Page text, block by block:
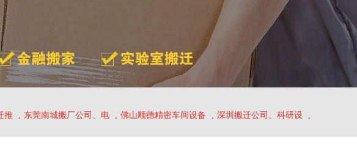
推 , 东莞南城搬厂公司、电 , 佛山顺德精密车间设备 , 深圳搬迁公司、科研设
,